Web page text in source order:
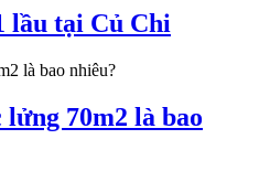
lầu tại Củ Chi
70m2 là bao